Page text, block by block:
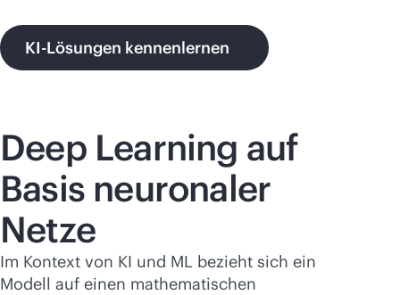
KI-Lösungen kennenlernen
Deep Learning auf
Basis neuronaler
Netze
Im Kontext von KI und ML bezieht sich ein
Modell auf einen mathematischen